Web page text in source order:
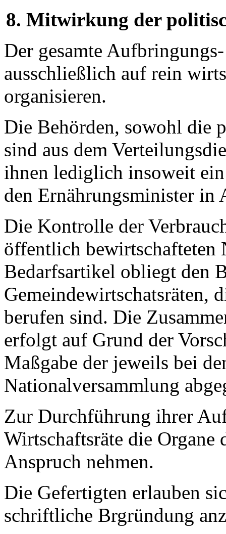
8. Mitwirkung der
Der gesamte
ausschließlich auf rein
organisieren.
Die Behörden, sowohl die
sind aus dem
ihnen lediglich insoweit
den Ernährungsminister in
Die Kontrolle der
öffentlich bewirtschafteten
Bedarfsartikel obliegt den
Gemeindewirtschatsräten,
berufen sind. Die
erfolgt auf Grund der
Maßgabe der jeweils bei
Nationalversammlung
Zur Durchführung ihrer
Wirtschaftsräte die Organe
Anspruch nehmen.
Die Gefertigten erlauben
schriftliche Brgründung